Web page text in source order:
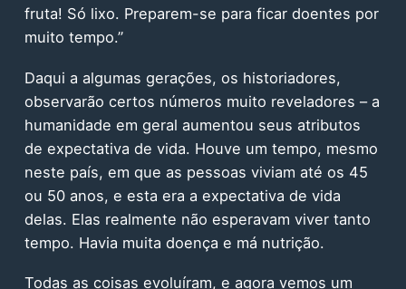
fruta! Só lixo. Preparem-se para ficar doentes por
muito tempo.”
Daqui a algumas gerações, os historiadores,
observarão certos números muito reveladores – a
humanidade em geral aumentou seus atributos
de expectativa de vida. Houve um tempo, mesmo
neste país, em que as pessoas viviam até os 45
ou 50 anos, e esta era a expectativa de vida
delas. Elas realmente não esperavam viver tanto
tempo. Havia muita doença e má nutrição.
Todas as coisas evoluíram, e agora vemos um